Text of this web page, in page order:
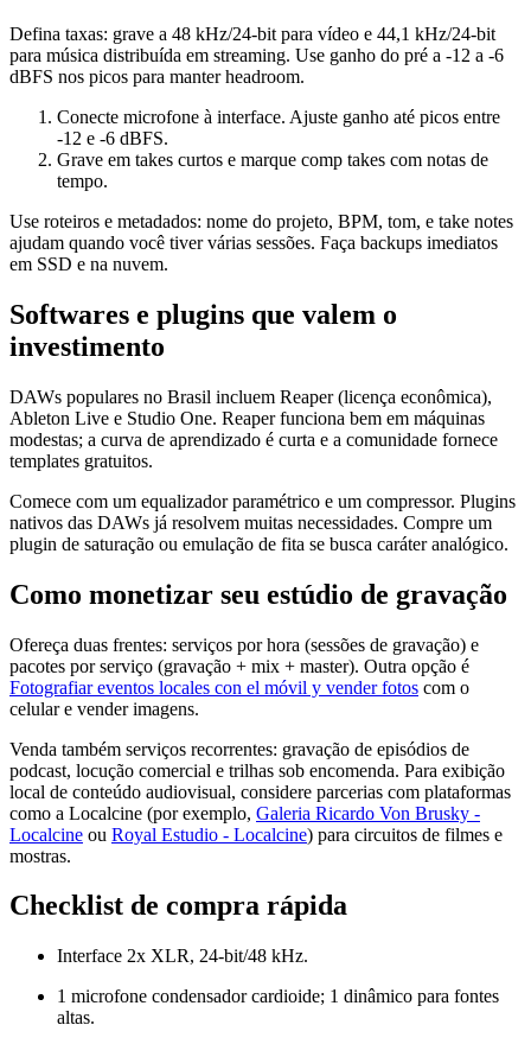
Defina taxas: grave a 48 kHz/24-bit para vídeo e 44,1 kHz/24-bit
para música distribuída em streaming. Use ganho do pré a -12 a -6
dBFS nos picos para manter headroom.
Conecte microfone à interface. Ajuste ganho até picos entre
-12 e -6 dBFS.
Grave em takes curtos e marque comp takes com notas de
tempo.
Use roteiros e metadados: nome do projeto, BPM, tom, e take notes
ajudam quando você tiver várias sessões. Faça backups imediatos
em SSD e na nuvem.
Softwares e plugins que valem o
investimento
DAWs populares no Brasil incluem Reaper (licença econômica),
Ableton Live e Studio One. Reaper funciona bem em máquinas
modestas; a curva de aprendizado é curta e a comunidade fornece
templates gratuitos.
Comece com um equalizador paramétrico e um compressor. Plugins
nativos das DAWs já resolvem muitas necessidades. Compre um
plugin de saturação ou emulação de fita se busca caráter analógico.
Como monetizar seu estúdio de gravação
Ofereça duas frentes: serviços por hora (sessões de gravação) e
pacotes por serviço (gravação + mix + master). Outra opção é
Fotografiar eventos locales con el móvil y vender fotos com o
celular e vender imagens.
Venda também serviços recorrentes: gravação de episódios de
podcast, locução comercial e trilhas sob encomenda. Para exibição
local de conteúdo audiovisual, considere parcerias com plataformas
como a Localcine (por exemplo, Galeria Ricardo Von Brusky -
Localcine ou Royal Estudio - Localcine) para circuitos de filmes e
mostras.
Checklist de compra rápida
Interface 2x XLR, 24-bit/48 kHz.
1 microfone condensador cardioide; 1 dinâmico para fontes
altas.